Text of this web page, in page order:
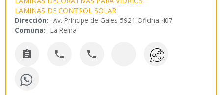
LAMINAS DE CONTROL SOLAR
Dirección: Av. Príncipe de Gales 5921 Oficina 407
Comuna: La Reina
  